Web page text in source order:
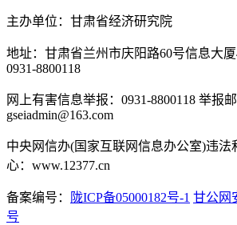
主办单位：甘肃省经济研究院
地址：甘肃省兰州市庆阳路60号信息大厦
0931-8800118
网上有害信息举报：0931-8800118 举报邮
gseiadmin@163.com
中央网信办(国家互联网信息办公室)违法
心：www.12377.cn
备案编号： 陇ICP备05000182号-1 甘公网
号